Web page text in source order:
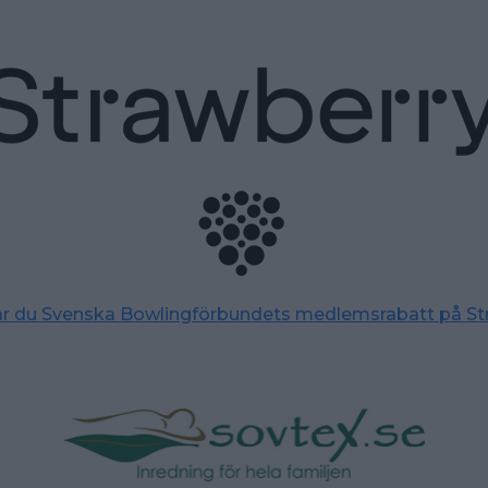
du Svenska Bowlingförbundets medlemsrabatt på